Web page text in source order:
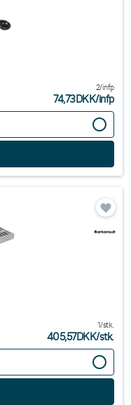
2/infp
74,73DKK/infp
1/stk.
405,57DKK/stk.